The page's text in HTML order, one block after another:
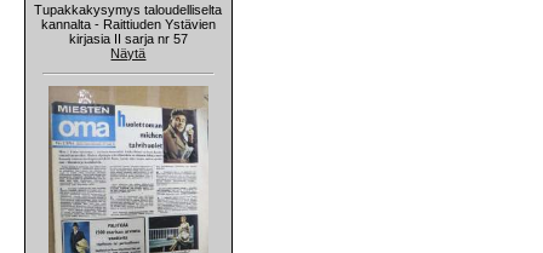
Tupakkakysymys taloudelliselta
kannalta - Raittiuden Ystävien
kirjasia II sarja nr 57
Näytä